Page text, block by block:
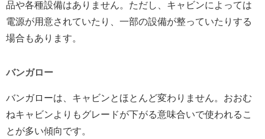
品や各種設備はありません。ただし、キャビンによっては
電源が用意されていたり、一部の設備が整っていたりする
場合もあります。
バンガロー
バンガローは、キャビンとほとんど変わりません。おおむ
ねキャビンよりもグレードが下がる意味合いで使われるこ
とが多い傾向です。